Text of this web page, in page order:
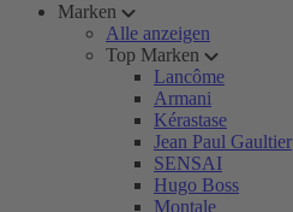
Marken
Alle anzeigen
Top Marken
Lancôme
Armani
Kérastase
Jean Paul Gaultier
SENSAI
Hugo Boss
Montale